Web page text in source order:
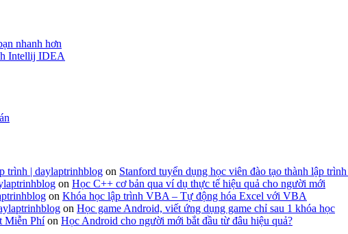
nhanh hơn
Intellij IDEA
trình | daylaptrinhblog on Stanford tuyển dụng học viên đào tạo thành lập
on Học C++ cơ bản qua ví dụ thực tế hiệu quả cho người mới
on Khóa học lập trình VBA – Tự động hóa Excel với VBA
on Học game Android, viết ứng dụng game chỉ sau 1 khóa học
Miễn Phíon Học Android cho người mới bắt đầu từ đâu hiệu quả?